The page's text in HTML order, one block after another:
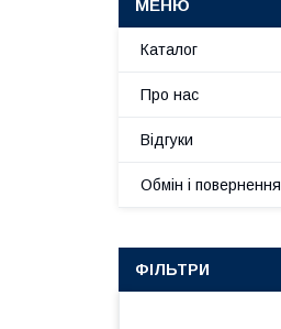
Каталог
Про нас
Відгуки
Обмін і повернення
ФІЛЬТРИ